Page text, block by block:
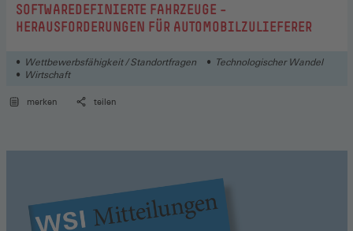
:SOFTWAREDEFINIERTE FAHRZEUGE –
HERAUSFORDERUNGEN FÜR AUTOMOBILZULIEFERER
Wettbewerbsfähigkeit / Standortfragen
Technologischer Wandel
Wirtschaft
merken teilen